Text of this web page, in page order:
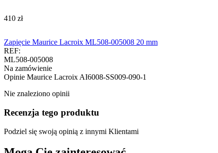
‍410‍ zł
Zapięcie Maurice Lacroix ML508-005008 20 mm
REF:
ML508-005008
Na zamówienie
Opinie Maurice Lacroix AI6008-SS009-090-1
Nie znaleziono opinii
Recenzja tego produktu
Podziel się swoją opinią z innymi Klientami